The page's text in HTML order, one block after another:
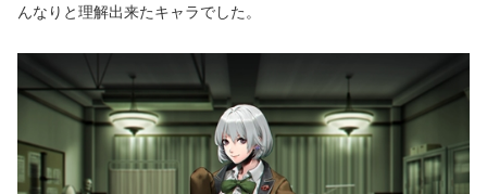
んなりと理解出来たキャラでした。